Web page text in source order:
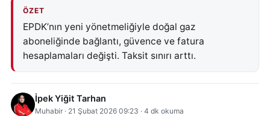
ÖZET
EPDK’nın yeni yönetmeliğiyle doğal gaz
aboneliğinde bağlantı, güvence ve fatura
hesaplamaları değişti. Taksit sınırı arttı.
İpek Yiğit Tarhan
Muhabir · 21 Şubat 2026 09:23 · 4 dk okuma